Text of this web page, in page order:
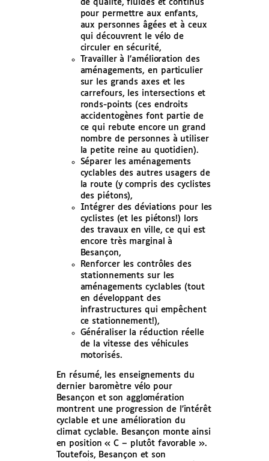
de qualité, fluides et continus
pour permettre aux enfants,
aux personnes âgées et à ceux
qui découvrent le vélo de
circuler en sécurité,
Travailler à l’amélioration des
aménagements, en particulier
sur les grands axes et les
carrefours, les intersections et
ronds-points (ces endroits
accidentogènes font partie de
ce qui rebute encore un grand
nombre de personnes à utiliser
la petite reine au quotidien).
Séparer les aménagements
cyclables des autres usagers de
la route (y compris des cyclistes
des piétons),
Intégrer des déviations pour les
cyclistes (et les piétons!) lors
des travaux en ville, ce qui est
encore très marginal à
Besançon,
Renforcer les contrôles des
stationnements sur les
aménagements cyclables (tout
en développant des
infrastructures qui empêchent
ce stationnement!),
Généraliser la réduction réelle
de la vitesse des véhicules
motorisés.
En résumé, les enseignements du
dernier baromètre vélo pour
Besançon et son agglomération
montrent une progression de l’intérêt
cyclable et une amélioration du
climat cyclable. Besançon monte ainsi
en position « C – plutôt favorable ».
Toutefois, Besançon et son